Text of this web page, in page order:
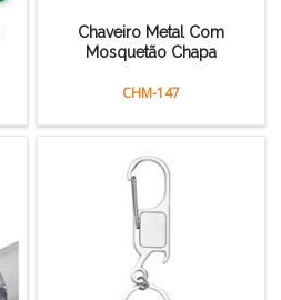
Chaveiro Metal Com
Mosquetão Chapa
CHM-147